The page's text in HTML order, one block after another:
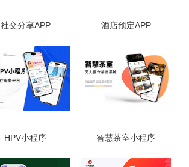
社交分享APP 酒店预定APP
HPV小程序 智慧茶室小程序